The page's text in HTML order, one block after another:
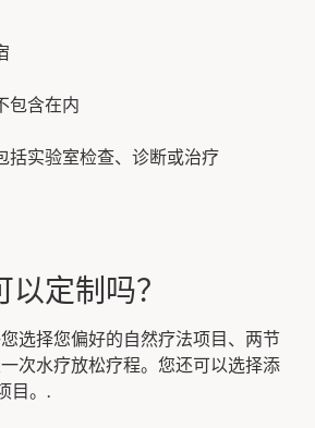
包含在内
括实验室检查、诊断或治疗
定制吗？
选择您偏好的自然疗法项目、两节
次水疗放松疗程。您还可以选择添
目。.